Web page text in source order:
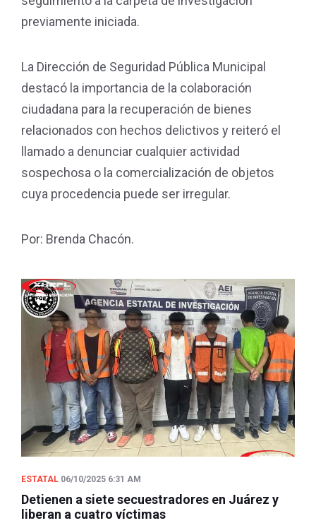
previamente iniciada.
La Dirección de Seguridad Pública Municipal
destacó la importancia de la colaboración
ciudadana para la recuperación de bienes
relacionados con hechos delictivos y reiteró el
llamado a denunciar cualquier actividad
sospechosa o la comercialización de objetos
cuya procedencia puede ser irregular.
Por: Brenda Chacón.
ESTATAL 06/10/2025 6:31 AM
Detienen a siete secuestradores en Juárez y
liberan a cuatro víctimas